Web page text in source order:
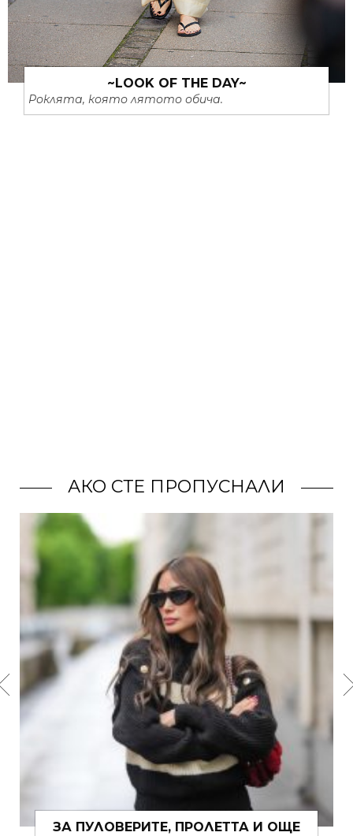
~LOOK OF THE DAY~
Роклята, която лятото обича.
АКО СТЕ ПРОПУСНАЛИ
9 ФЪН ШУЙ ЗА СЪВЕТА ЗА